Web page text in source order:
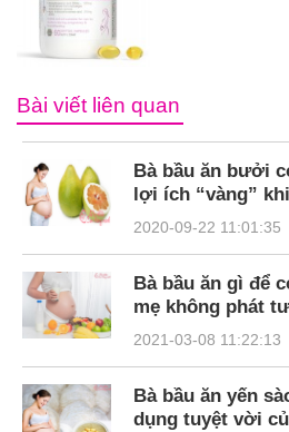
Bài viết liên quan
Bà bầu ăn bưởi
lợi ích “vàng”
2020-09-22 11:01:35
Bà bầu ăn gì để
mẹ không phát
2021-03-08 11:22:13
Bà bầu ăn yến
dụng tuyệt vời